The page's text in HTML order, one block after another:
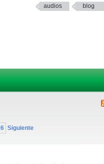
audios blog
Siguiente